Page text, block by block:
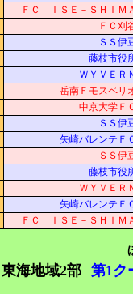
ＦＣ ＩＳＥ－ＳＨＩＭ
ＦＣ刈
ＳＳ伊
藤枝市役
ＷＹＶＥＲ
岳南Ｆモスペリ
中京大学Ｆ
ＳＳ伊
矢崎バレンテＦ
ＳＳ伊
藤枝市役
ＷＹＶＥＲ
矢崎バレンテＦ
ＦＣ ＩＳＥ－ＳＨＩＭ
東海地域2部 第1ク